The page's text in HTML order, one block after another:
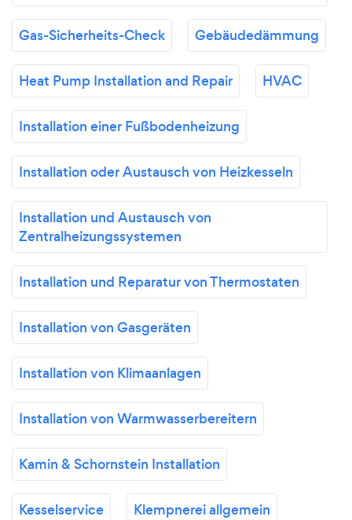
Gas-Sicherheits-Check Gebäudedämmung
Heat Pump Installation and Repair HVAC
Installation einer Fußbodenheizung
Installation oder Austausch von Heizkesseln
Installation und Austausch von
Zentralheizungssystemen
Installation und Reparatur von Thermostaten
Installation von Gasgeräten
Installation von Klimaanlagen
Installation von Warmwasserbereitern
Kamin & Schornstein Installation
Kesselservice Klempnerei allgemein